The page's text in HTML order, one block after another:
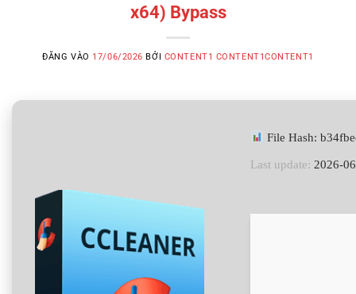
x64) Bypass
ĐĂNG VÀO 17/06/2026 BỞI CONTENT1 CONTENT1CONTENT1
File Hash:
Last update: 2026-